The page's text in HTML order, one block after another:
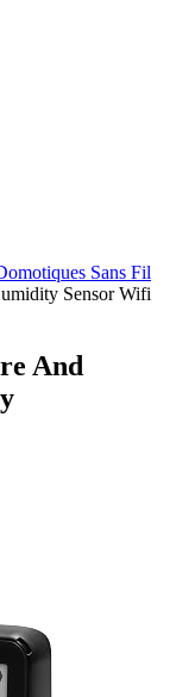
Sans Fil
Sensor Wifi
And